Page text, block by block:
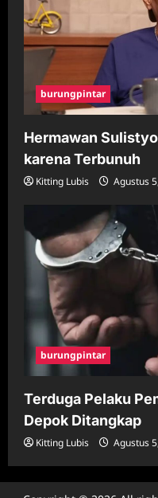
burungpintar
Hermawan
karena Terbunuh
Kitting Lubis Agustus
burungpintar
Terduga Pelaku
Depok Ditangkap
Kitting Lubis Agustus